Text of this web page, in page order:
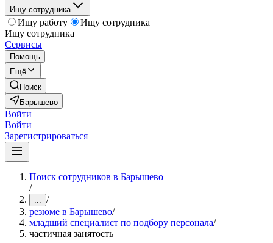
Ищу сотрудника
Ищу работу
Ищу сотрудника
Ищу сотрудника
Сервисы
Помощь
Ещё
Поиск
Барышево
Войти
Войти
Зарегистрироваться
Поиск сотрудников в Барышево
/
... /
резюме в Барышево/
младший специалист по подбору персонала/
частичная занятость